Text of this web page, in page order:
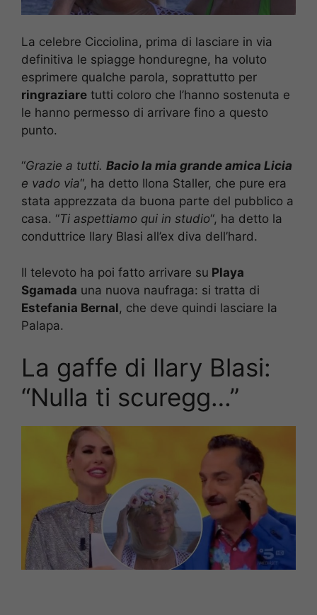
La celebre Cicciolina, prima di lasciare in via
definitiva le spiagge honduregne, ha voluto
esprimere qualche parola, soprattutto per
ringraziare tutti coloro che l’hanno sostenuta e
le hanno permesso di arrivare fino a questo
punto.
“Grazie a tutti. Bacio la mia grande amica Licia
e vado via“, ha detto Ilona Staller, che pure era
stata apprezzata da buona parte del pubblico a
casa. “Ti aspettiamo qui in studio“, ha detto la
conduttrice Ilary Blasi all’ex diva dell’hard.
Il televoto ha poi fatto arrivare su Playa
Sgamada una nuova naufraga: si tratta di
Estefania Bernal, che deve quindi lasciare la
Palapa.
La gaffe di Ilary Blasi:
“Nulla ti scuregg…”